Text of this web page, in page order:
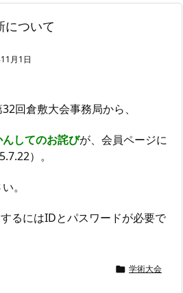
について
月1日
倉敷大会事務局から、
してのお詫びが、会員ページに
）。
。
るにはIDとパスワードが必要で
 学術大会